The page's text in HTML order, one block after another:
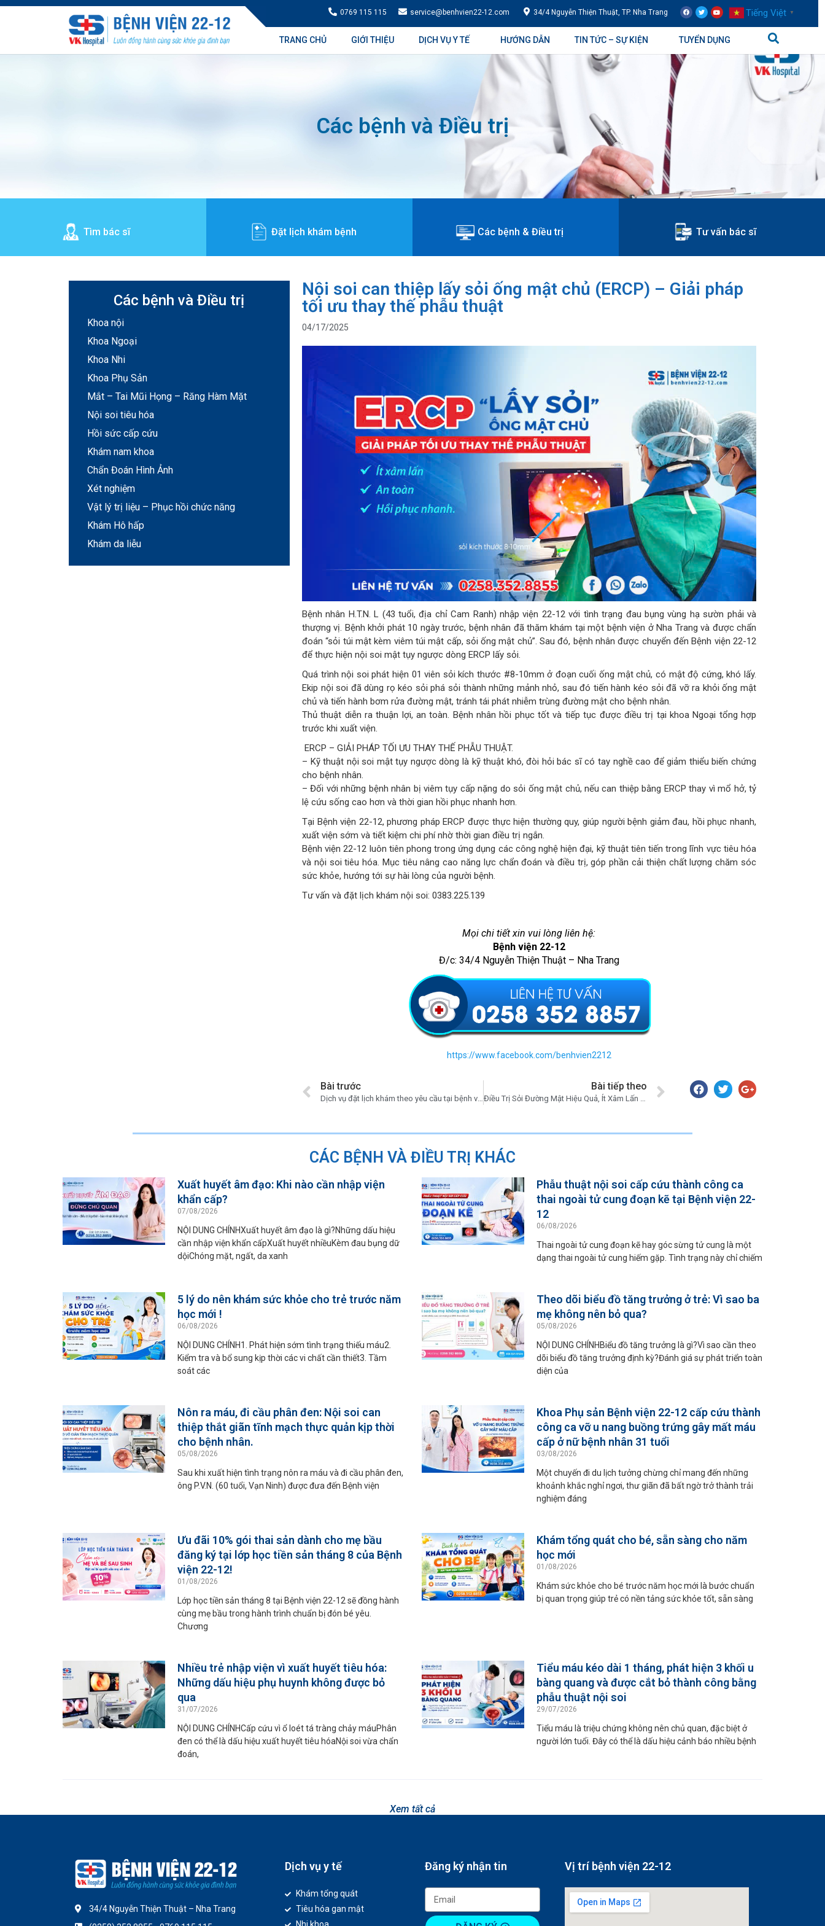
0769 115 115 service@benhvien22-12.com 34/4 Nguyễn Thiện Thuật, TP. Nha Trang Tiếng Việt ▼
TRANG CHỦ GIỚI THIỆU DỊCH VỤ Y TẾ HƯỚNG DẪN TIN TỨC – SỰ KIỆN TUYỂN DỤNG
Các bệnh và Điều trị
Tìm bác sĩ Đặt lịch khám bệnh Các bệnh & Điều trị Tư vấn bác sĩ
Các bệnh và Điều trị
Khoa nội
Khoa Ngoại
Khoa Nhi
Khoa Phụ Sản
Mắt – Tai Mũi Họng – Răng Hàm Mặt
Nội soi tiêu hóa
Hồi sức cấp cứu
Khám nam khoa
Chẩn Đoán Hình Ảnh
Xét nghiệm
Vật lý trị liệu – Phục hồi chức năng
Khám Hô hấp
Khám da liễu
Nội soi can thiệp lấy sỏi ống mật chủ (ERCP) – Giải pháp
tối ưu thay thế phẫu thuật
04/17/2025
Bệnh nhân H.T.N. L (43 tuổi, địa chỉ Cam Ranh) nhập viện 22-12 với tình trạng đau bụng vùng hạ sườn phải và
thượng vị. Bệnh khởi phát 10 ngày trước, bệnh nhân đã thăm khám tại một bệnh viện ở Nha Trang và được chẩn
đoán “sỏi túi mật kèm viêm túi mật cấp, sỏi ống mật chủ”. Sau đó, bệnh nhân được chuyển đến Bệnh viện 22-12
để thực hiện nội soi mật tụy ngược dòng ERCP lấy sỏi.
Quá trình nội soi phát hiện 01 viên sỏi kích thước #8-10mm ở đoạn cuối ống mật chủ, có mật độ cứng, khó lấy.
Ekip nội soi đã dùng rọ kéo sỏi phá sỏi thành những mảnh nhỏ, sau đó tiến hành kéo sỏi đã vỡ ra khỏi ống mật
chủ và tiến hành bơm rửa đường mật, tránh tái phát nhiễm trùng đường mật cho bệnh nhân.
Thủ thuật diễn ra thuận lợi, an toàn. Bệnh nhân hồi phục tốt và tiếp tục được điều trị tại khoa Ngoại tổng hợp
trước khi xuất viện.
ERCP – GIẢI PHÁP TỐI ƯU THAY THẾ PHẪU THUẬT.
– Kỹ thuật nội soi mật tụy ngược dòng là kỹ thuật khó, đòi hỏi bác sĩ có tay nghề cao để giảm thiểu biến chứng
cho bệnh nhân.
– Đối với những bệnh nhân bị viêm tụy cấp nặng do sỏi ống mật chủ, nếu can thiệp bằng ERCP thay vì mổ hở, tỷ
lệ cứu sống cao hơn và thời gian hồi phục nhanh hơn.
Tại Bệnh viện 22-12, phương pháp ERCP được thực hiện thường quy, giúp người bệnh giảm đau, hồi phục nhanh,
xuất viện sớm và tiết kiệm chi phí nhờ thời gian điều trị ngắn.
Bệnh viện 22-12 luôn tiên phong trong ứng dụng các công nghệ hiện đại, kỹ thuật tiên tiến trong lĩnh vực tiêu hóa
và nội soi tiêu hóa. Mục tiêu nâng cao năng lực chẩn đoán và điều trị, góp phần cải thiện chất lượng chăm sóc
sức khỏe, hướng tới sự hài lòng của người bệnh.
Tư vấn và đặt lịch khám nội soi: 0383.225.139
Mọi chi tiết xin vui lòng liên hệ:
Bệnh viện 22-12
Đ/c: 34/4 Nguyễn Thiện Thuật – Nha Trang
https://www.facebook.com/benhvien2212
Bài trước
Dịch vụ đặt lịch khám theo yêu cầu tại bệnh viện 22-12
Bài tiếp theo
Điều Trị Sỏi Đường Mật Hiệu Quả, Ít Xâm Lấn Với Phẫu Thuật Nội Soi Kết Hợp Nội Soi Mật Tụy Ngược Dòng Ercp
CÁC BỆNH VÀ ĐIỀU TRỊ KHÁC
Xuất huyết âm đạo: Khi nào cần nhập viện
khẩn cấp?
07/08/2026
NỘI DUNG CHÍNHXuất huyết âm đạo là gì?Những dấu hiệu
cần nhập viện khẩn cấpXuất huyết nhiềuKèm đau bụng dữ
dộiChóng mặt, ngất, da xanh
Phẫu thuật nội soi cấp cứu thành công ca
thai ngoài tử cung đoạn kẽ tại Bệnh viện 22-
12
06/08/2026
Thai ngoài tử cung đoạn kẽ hay góc sừng tử cung là một
dạng thai ngoài tử cung hiếm gặp. Tình trạng này chỉ chiếm
5 lý do nên khám sức khỏe cho trẻ trước năm
học mới !
06/08/2026
NỘI DUNG CHÍNH1. Phát hiện sớm tình trạng thiếu máu2.
Kiểm tra và bổ sung kịp thời các vi chất cần thiết3. Tầm
soát các
Theo dõi biểu đồ tăng trưởng ở trẻ: Vì sao ba
mẹ không nên bỏ qua?
05/08/2026
NỘI DUNG CHÍNHBiểu đồ tăng trưởng là gì?Vì sao cần theo
dõi biểu đồ tăng trưởng định kỳ?Đánh giá sự phát triển toàn
diện của
Nôn ra máu, đi cầu phân đen: Nội soi can
thiệp thắt giãn tĩnh mạch thực quản kịp thời
cho bệnh nhân.
05/08/2026
Sau khi xuất hiện tình trạng nôn ra máu và đi cầu phân đen,
ông P.V.N. (60 tuổi, Vạn Ninh) được đưa đến Bệnh viện
Khoa Phụ sản Bệnh viện 22-12 cấp cứu thành
công ca vỡ u nang buồng trứng gây mất máu
cấp ở nữ bệnh nhân 31 tuổi
03/08/2026
Một chuyến đi du lịch tưởng chừng chỉ mang đến những
khoảnh khắc nghỉ ngơi, thư giãn đã bất ngờ trở thành trải
nghiệm đáng
Ưu đãi 10% gói thai sản dành cho mẹ bầu
đăng ký tại lớp học tiền sản tháng 8 của Bệnh
viện 22-12!
01/08/2026
Lớp học tiền sản tháng 8 tại Bệnh viện 22-12 sẽ đồng hành
cùng mẹ bầu trong hành trình chuẩn bị đón bé yêu.
Chương
Khám tổng quát cho bé, sẵn sàng cho năm
học mới
01/08/2026
Khám sức khỏe cho bé trước năm học mới là bước chuẩn
bị quan trọng giúp trẻ có nền tảng sức khỏe tốt, sẵn sàng
Nhiều trẻ nhập viện vì xuất huyết tiêu hóa:
Những dấu hiệu phụ huynh không được bỏ
qua
31/07/2026
NỘI DUNG CHÍNHCấp cứu vì ổ loét tá tràng chảy máuPhân
đen có thể là dấu hiệu xuất huyết tiêu hóaNội soi vừa chẩn
đoán,
Tiểu máu kéo dài 1 tháng, phát hiện 3 khối u
bàng quang và được cắt bỏ thành công bằng
phẫu thuật nội soi
29/07/2026
Tiểu máu là triệu chứng không nên chủ quan, đặc biệt ở
người lớn tuổi. Đây có thể là dấu hiệu cảnh báo nhiều bệnh
Xem tất cả
34/4 Nguyễn Thiện Thuật – Nha Trang
Dịch vụ y tế
Khám tổng quát
Tiêu hóa gan mật
Đăng ký nhận tin Vị trí bệnh viện 22-12